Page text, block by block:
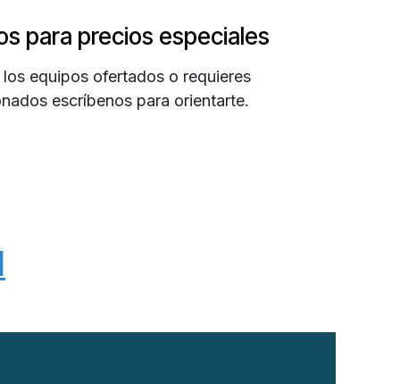
para precios especiales
equipos ofertados o requieres
escríbenos para orientarte.